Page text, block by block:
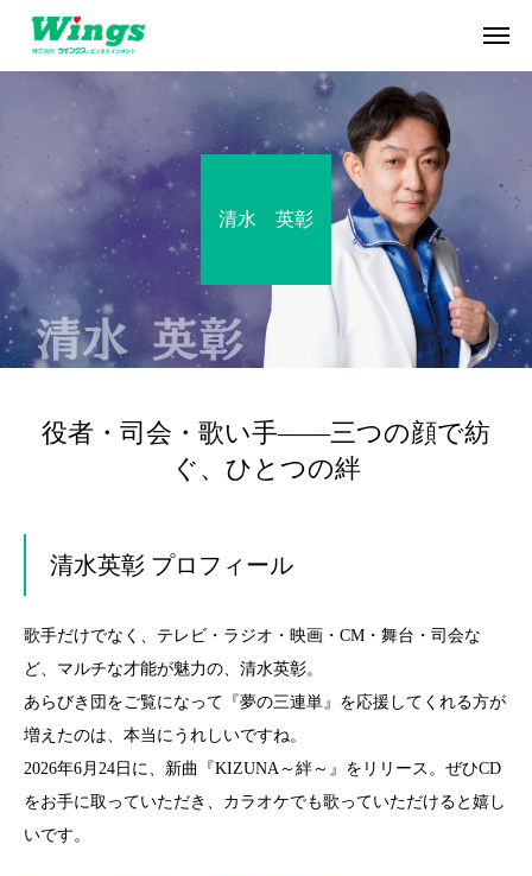
清水 英彰
役者・司会・歌い手——三つの顔で紡
ぐ、ひとつの絆
清水英彰 プロフィール
歌手だけでなく、テレビ・ラジオ・映画・CM・舞台・司会な
ど、マルチな才能が魅力の、清水英彰。
あらびき団をご覧になって『夢の三連単』を応援してくれる方が
増えたのは、本当にうれしいですね。
2026年6月24日に、新曲『KIZUNA～絆～』をリリース。ぜひCD
をお手に取っていただき、カラオケでも歌っていただけると嬉し
いです。